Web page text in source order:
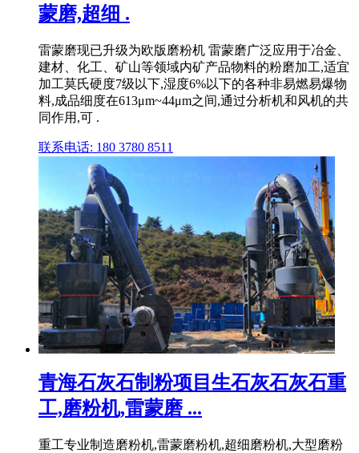
蒙磨,超细 .
雷蒙磨现已升级为欧版磨粉机 雷蒙磨广泛应用于冶金、
建材、化工、矿山等领域内矿产品物料的粉磨加工,适宜
加工莫氏硬度7级以下,湿度6%以下的各种非易燃易爆物
料,成品细度在613μm~44μm之间,通过分析机和风机的共
同作用,可 .
联系电话: 180 3780 8511
青海石灰石制粉项目生石灰石灰石重
工,磨粉机,雷蒙磨 ...
重工专业制造磨粉机,雷蒙磨粉机,超细磨粉机,大型磨粉